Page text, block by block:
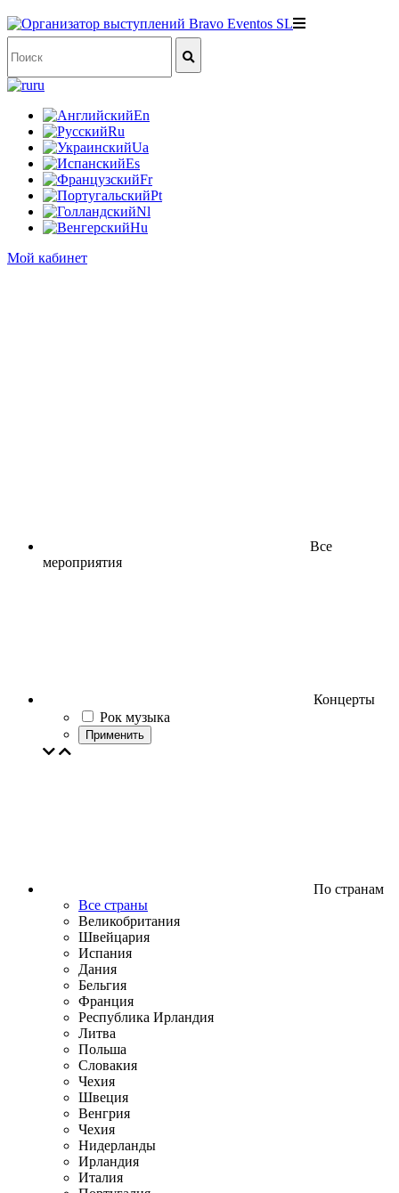
ru
En
Ru
Ua
Es
Fr
Pt
Nl
Hu
Мой кабинет
Все
мероприятия
Концерты
Рок музыка
Применить
По странам
Все страны
Великобритания
Швейцария
Испания
Дания
Бельгия
Франция
Республика Ирландия
Литва
Польша
Словакия
Чехия
Швеция
Венгрия
Чехия
Нидерланды
Ирландия
Италия